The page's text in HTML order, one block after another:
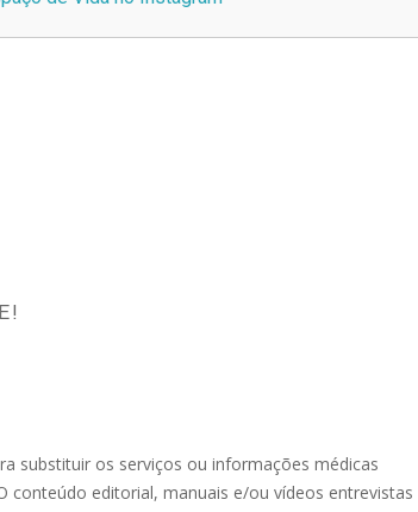
substituir os serviços ou informações médicas
conteúdo editorial, manuais e/ou vídeos entrevistas